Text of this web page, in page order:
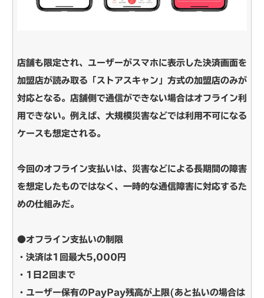
店舗も限定され、ユーザーがスマホに表示した決済画面を
加盟店が読み取る「ストアスキャン」方式の加盟店のみが
対応となる。店舗側で通信ができない場合はオフライン利
用できない。例えば、大規模災害などでは利用不可になる
ケースも想定される。
今回のオフライン支払いは、災害などによる長期間の障害
を想定したものではなく、一時的な通信障害に対応するた
めの仕組みだ。
●オフライン支払いの制限
・決済は1回最大5,000円
・1日2回まで
・ユーザー保有のPayPay残高が上限(あと払いの場合は